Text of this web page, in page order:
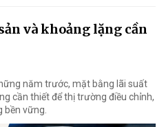
và khoảng lặng cần
năm trước, mặt bằng lãi suất
cần thiết để thị trường điều chỉnh,
bền vững.